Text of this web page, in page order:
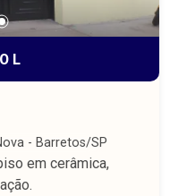
L
- Barretos/SP
em cerâmica,